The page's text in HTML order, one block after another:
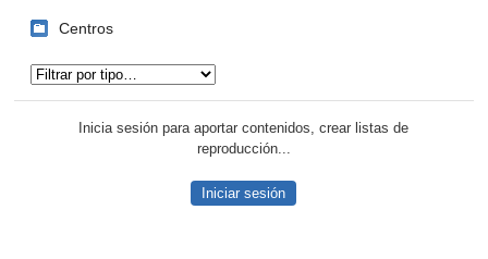
Centros
Inicia sesión para aportar contenidos, crear listas de
reproducción...
Iniciar sesión